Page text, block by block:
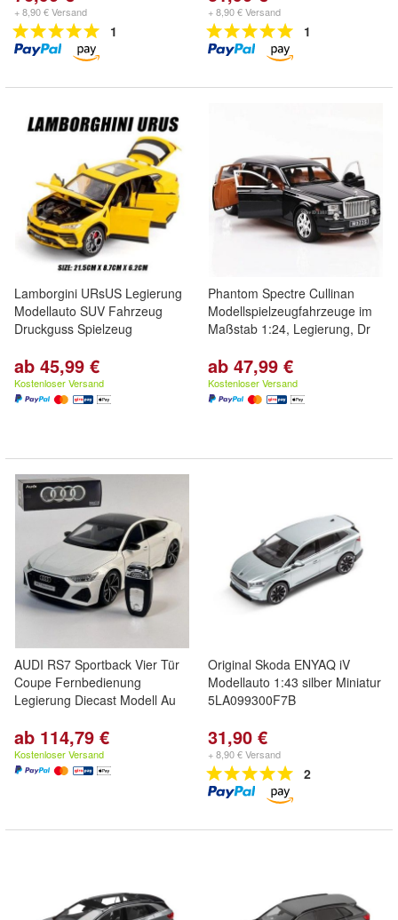
+ 8,90 € Versand
1
+ 8,90 € Versand
1
Lamborgini URsUS Legierung
Modellauto SUV Fahrzeug
Druckguss Spielzeug
ab 45,99 €
Kostenloser Versand
Phantom Spectre Cullinan
Modellspielzeugfahrzeuge im
Maßstab 1:24, Legierung, Dr
ab 47,99 €
Kostenloser Versand
AUDI RS7 Sportback Vier Tür
Coupe Fernbedienung
Legierung Diecast Modell Au
ab 114,79 €
Kostenloser Versand
Original Skoda ENYAQ iV
Modellauto 1:43 silber Miniatur
5LA099300F7B
31,90 €
+ 8,90 € Versand
2